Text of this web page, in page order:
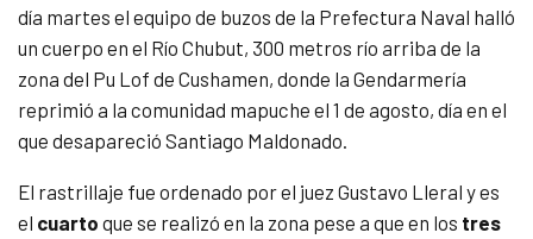
día martes el equipo de buzos de la Prefectura Naval halló
un cuerpo en el Río Chubut, 300 metros río arriba de la
zona del Pu Lof de Cushamen, donde la Gendarmería
reprimió a la comunidad mapuche el 1 de agosto, día en el
que desapareció Santiago Maldonado.
El rastrillaje fue ordenado por el juez Gustavo Lleral y es
el cuarto que se realizó en la zona pese a que en los tres